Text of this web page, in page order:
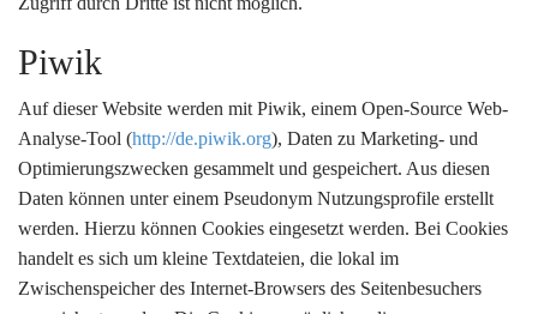
Piwik
Auf dieser Website werden mit Piwik, einem Open-Source Web-
Analyse-Tool (http://de.piwik.org), Daten zu Marketing- und
Optimierungszwecken gesammelt und gespeichert. Aus diesen
Daten können unter einem Pseudonym Nutzungsprofile erstellt
werden. Hierzu können Cookies eingesetzt werden. Bei Cookies
handelt es sich um kleine Textdateien, die lokal im
Zwischenspeicher des Internet-Browsers des Seitenbesuchers